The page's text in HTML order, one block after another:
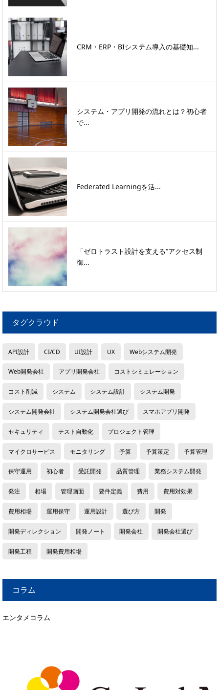
CRM・ERP・BIシステム導入の基礎知...
システム・アプリ開発の流れとは？初心者
で...
Federated Learningを活...
「ゼロトラスト設計を支える“アクセス制
御...
タグクラウド
API設計 CI/CD UI設計 UX Webシステム開発
Web開発会社 アプリ開発会社 コストシミュレーション
コスト削減 システム システム設計 システム開発
システム開発会社 システム開発会社選び スマホアプリ開発
セキュリティ テスト自動化 プロジェクト管理
マイクロサービス モニタリング 予算 予算策定 予算管理
保守運用 初心者 受託開発 品質管理 業務システム開発
発注 相場 管理画面 要件定義 費用 費用対効果
費用相場 運用保守 運用設計 選び方 開発
開発ディレクション 開発ノート 開発会社 開発会社選び
開発工程 開発費用相場
コラム
エンタメコラム